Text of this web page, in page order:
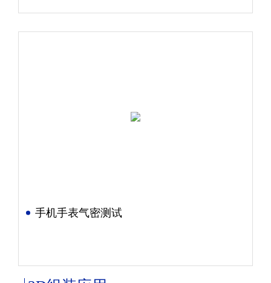
手机手表气密测试